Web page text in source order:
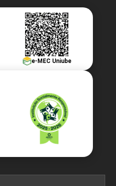
e-MEC Uniube